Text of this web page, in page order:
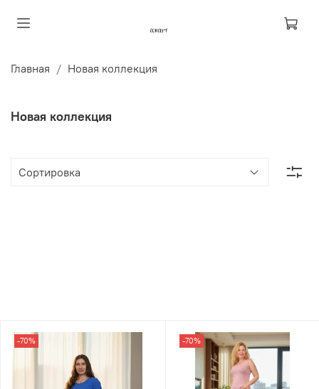
Главная Новая коллекция
Новая коллекция
-70% -70%